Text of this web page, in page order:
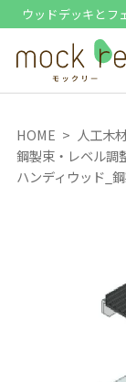
ウッドデッキとフ
HOME 人工木
鋼製束・レベル調
ハンディウッド_